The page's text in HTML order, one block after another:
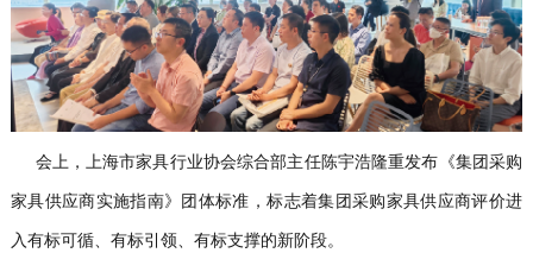
会上，上海市家具行业协会综合部主任陈宇浩隆重发布《集团采购
家具供应商实施指南》团体标准，标志着集团采购家具供应商评价进
入有标可循、有标引领、有标支撑的新阶段。